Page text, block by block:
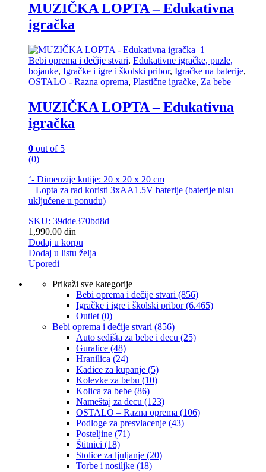
MUZIČKA LOPTA – Edukativna
igračka
Bebi oprema i dečije stvari, Edukativne igračke, puzle,
bojanke, Igračke i igre i školski pribor, Igračke na baterije,
OSTALO - Razna oprema, Plastične igračke, Za bebe
MUZIČKA LOPTA – Edukativna
igračka
0 out of 5
(0)
‘- Dimenzije kutije: 20 x 20 x 20 cm
– Lopta za rad koristi 3xAA1.5V baterije (baterije nisu
uključene u ponudu)
SKU: 39dde370bd8d
1,990.00 din
Dodaj u korpu
Dodaj u listu želja
Uporedi
Prikaži sve kategorije
Bebi oprema i dečije stvari (856)
Igračke i igre i školski pribor(6.465)
Outlet (0)
Bebi oprema i dečije stvari (856)
Auto sedišta za bebe i decu (25)
Guralice (48)
Hranilica (24)
Kadice za kupanje (5)
Kolevke za bebu (10)
Kolica za bebe (86)
Nameštaj za decu (123)
OSTALO – Razna oprema (106)
Podloge za presvlacenje (43)
Posteljine (71)
Štitnici (18)
Stolice za ljuljanje (20)
Torbe i nosiljke (18)